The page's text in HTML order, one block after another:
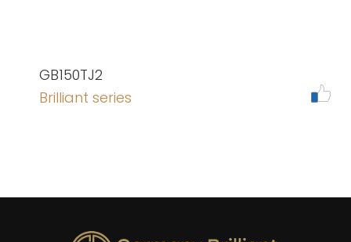
GB150TJ2
Brilliant series